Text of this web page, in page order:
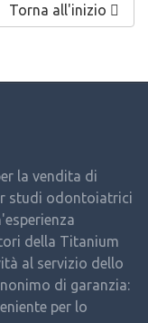
Torna all'inizio 
la vendita di
studi odontoiatrici
della Titanium
al servizio dello
di garanzia:
per lo